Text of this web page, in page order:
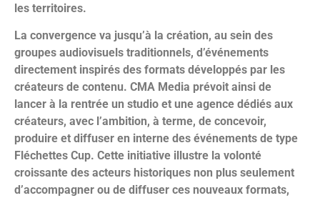
les territoires.
La convergence va jusqu’à la création, au sein des
groupes audiovisuels traditionnels, d’événements
directement inspirés des formats développés par les
créateurs de contenu. CMA Media prévoit ainsi de
lancer à la rentrée un studio et une agence dédiés aux
créateurs, avec l’ambition, à terme, de concevoir,
produire et diffuser en interne des événements de type
Fléchettes Cup. Cette initiative illustre la volonté
croissante des acteurs historiques non plus seulement
d’accompagner ou de diffuser ces nouveaux formats,